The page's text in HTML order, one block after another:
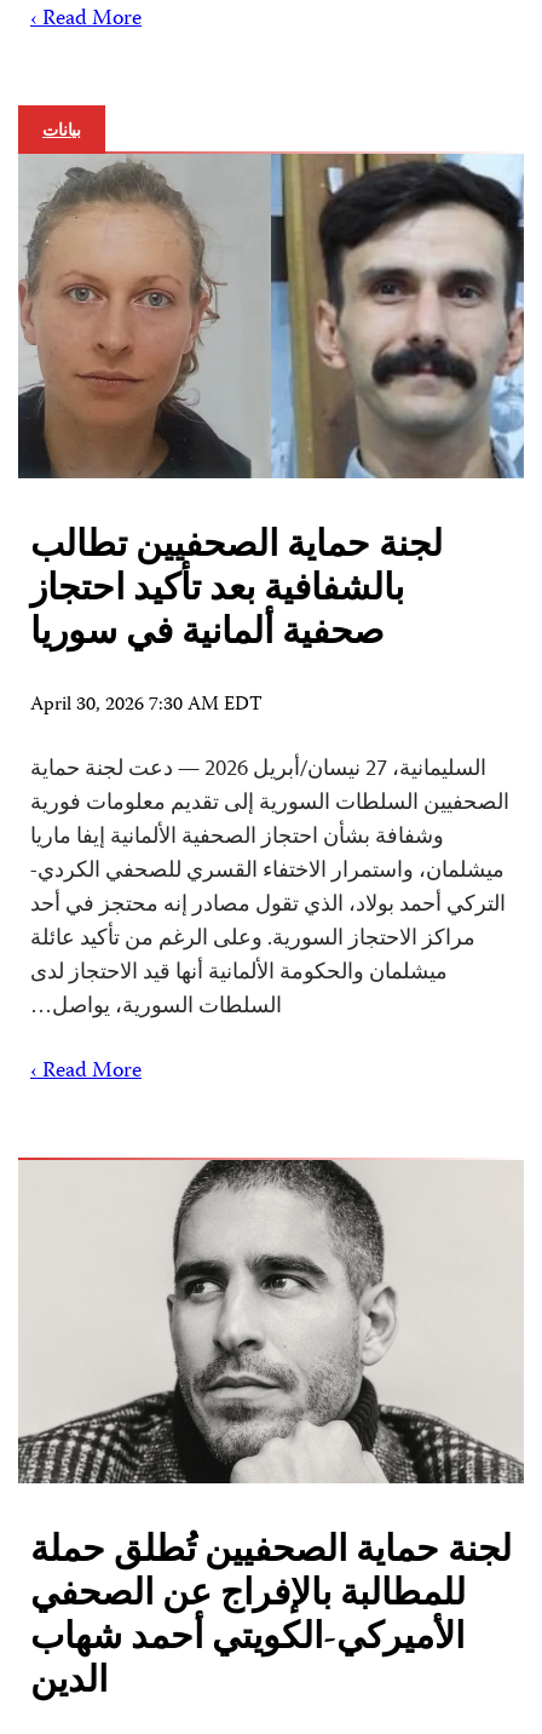
Read More ›
بيانات
لجنة حماية الصحفيين تطالب
بالشفافية بعد تأكيد احتجاز
صحفية ألمانية في سوريا
April 30, 2026 7:30 AM EDT
السليمانية، 27 نيسان/أبريل 2026 — دعت لجنة حماية
الصحفيين السلطات السورية إلى تقديم معلومات فورية
وشفافة بشأن احتجاز الصحفية الألمانية إيفا ماريا
ميشلمان، واستمرار الاختفاء القسري للصحفي الكردي-
التركي أحمد بولاد، الذي تقول مصادر إنه محتجز في أحد
مراكز الاحتجاز السورية. وعلى الرغم من تأكيد عائلة
ميشلمان والحكومة الألمانية أنها قيد الاحتجاز لدى
السلطات السورية، يواصل…
Read More ›
لجنة حماية الصحفيين تُطلق حملة
للمطالبة بالإفراج عن الصحفي
الأميركي-الكويتي أحمد شهاب
الدين